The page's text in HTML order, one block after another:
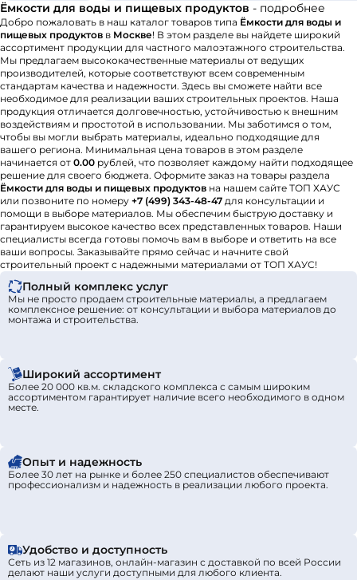
Ёмкости для воды и пищевых продуктов - подробнее
Добро пожаловать в наш каталог товаров типа Ёмкости для воды и
пищевых продуктов в Москве! В этом разделе вы найдете широкий
ассортимент продукции для частного малоэтажного строительства.
Мы предлагаем высококачественные материалы от ведущих
производителей, которые соответствуют всем современным
стандартам качества и надежности. Здесь вы сможете найти все
необходимое для реализации ваших строительных проектов. Наша
продукция отличается долговечностью, устойчивостью к внешним
воздействиям и простотой в использовании. Мы заботимся о том,
чтобы вы могли выбрать материалы, идеально подходящие для
вашего региона. Минимальная цена товаров в этом разделе
начинается от 0.00 рублей, что позволяет каждому найти подходящее
решение для своего бюджета. Оформите заказ на товары раздела
Ёмкости для воды и пищевых продуктов на нашем сайте ТОП ХАУС
или позвоните по номеру +7 (499) 343-48-47 для консультации и
помощи в выборе материалов. Мы обеспечим быструю доставку и
гарантируем высокое качество всех представленных товаров. Наши
специалисты всегда готовы помочь вам в выборе и ответить на все
ваши вопросы. Заказывайте прямо сейчас и начните свой
строительный проект с надежными материалами от ТОП ХАУС!
Полный комплекс услуг
Мы не просто продаем строительные материалы, а предлагаем
комплексное решение: от консультации и выбора материалов до
монтажа и строительства.
Широкий ассортимент
Более 20 000 кв.м. складского комплекса с самым широким
ассортиментом гарантирует наличие всего необходимого в одном
месте.
Опыт и надежность
Более 30 лет на рынке и более 250 специалистов обеспечивают
профессионализм и надежность в реализации любого проекта.
Удобство и доступность
Сеть из 12 магазинов, онлайн-магазин с доставкой по всей России
делают наши услуги доступными для любого клиента.